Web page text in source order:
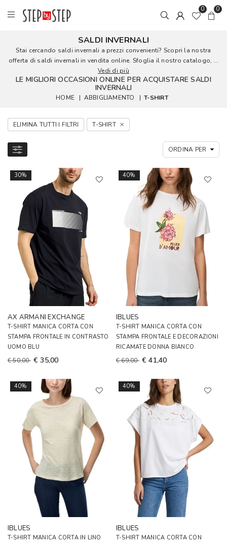
0 0
SALDI INVERNALI
Stai cercando saldi invernali a prezzi convenienti? Scopri la nostra
offerta di saldi invernali in vendita online. Sfoglia il nostro catalogo, ...
Vedi di più
LE MIGLIORI OCCASIONI ONLINE PER ACQUISTARE SALDI
INVERNALI
HOME | ABBIGLIAMENTO | T-SHIRT
ELIMINA TUTTI I FILTRI T-SHIRT
30%
AX ARMANI EXCHANGE
T-SHIRT MANICA CORTA CON
STAMPA FRONTALE IN CONTRASTO
UOMO BLU
€ 50,00 € 35,00
40%
IBLUES
T-SHIRT MANICA CORTA CON
STAMPA FRONTALE E DECORAZIONI
RICAMATE DONNA BIANCO
€ 69,00 € 41,40
40%
IBLUES
T-SHIRT MANICA CORTA IN LINO
40%
IBLUES
T-SHIRT MANICA CORTA CON